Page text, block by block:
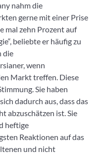
nahm die
gerne mit einer Prise
mal zehn Prozent auf
beliebte er häufig zu
die
wenn
Markt treffen. Diese
Sie haben
dadurch aus, dass das
abzuschätzen ist. Sie
heftige
Reaktionen auf das
und nicht